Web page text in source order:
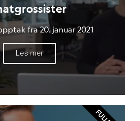
fra 20. januar 2021
Les mer